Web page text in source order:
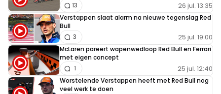
26 jul. 13:35
13
Verstappen slaat alarm na nieuwe tegenslag Red
Bull
25 jul. 19:00
3
McLaren pareert wapenwedloop Red Bull en Ferrari
met eigen concept
25 jul. 12:40
1
Worstelende Verstappen heeft met Red Bull nog
veel werk te doen